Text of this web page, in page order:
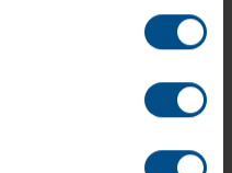
son intégration